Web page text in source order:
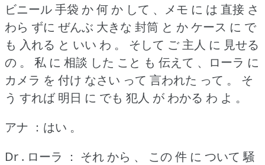
ビニール 手袋 か 何 か して 、メモ に は 直接 さ
わら ずに ぜんぶ 大きな 封筒 と か ケース に で
も 入れる と いい わ 。
そして ご 主人 に 見せる
の 。
私 に 相談 した こと も 伝えて 、ローラ に
カメラ を 付け なさい って 言われた って 。
そ
う すれば 明日 に でも 犯人 が わかる わ よ 。
アナ ：はい 。
Dr . ローラ ： それ から 、 この 件 に ついて 騒